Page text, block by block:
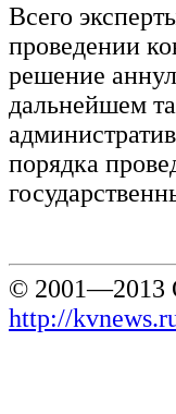
Всего
проведении
решение
дальнейшем
порядка
©
http://